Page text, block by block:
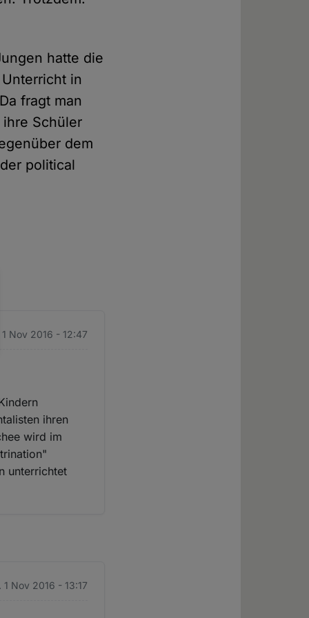
hatte die
in
fragt man
Schüler
dem
political
1 Nov 2016 - 12:47
ihren
wird im
unterrichtet
1 Nov 2016 - 13:17